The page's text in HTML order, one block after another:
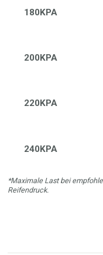
180KPA
200KPA
220KPA
240KPA
*Maximale Last bei
Reifendruck.